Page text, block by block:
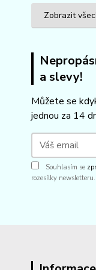
Zobrazit
a slevy!
Můžete se
jednou za 14
Souhlasím se
rozesílky newsletteru.